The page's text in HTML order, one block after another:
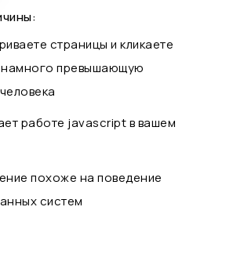
страницы и кликаете
превышающую
работе javascript в вашем
похоже на поведение
систем